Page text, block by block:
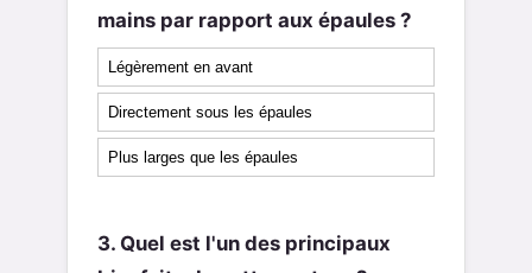
mains par rapport aux épaules ?
Légèrement en avant
Directement sous les épaules
Plus larges que les épaules
3. Quel est l'un des principaux